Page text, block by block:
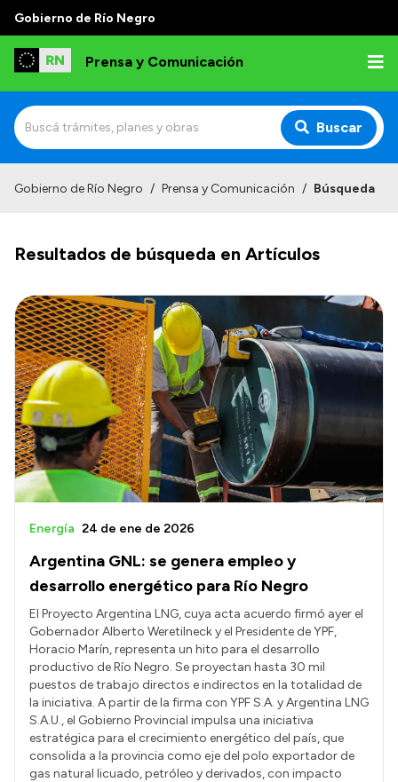
Gobierno de Río Negro
Prensa y Comunicación
Buscar
Autoridades
Referentes de prensa
Archivo de noticias
Transparencia
Presupuesto
Boletín Oficial
Compras y licitaciones
Consulta de expedientes
Convocatorias
Intranet
Login
Gobierno de Río Negro / Prensa y Comunicación / Búsqueda
Resultados de búsqueda en Artículos
Argentina GNL: se genera empleo y
desarrollo energético para Río Negro
Energía 24 de ene de 2026
El Proyecto Argentina LNG, cuya acta acuerdo firmó ayer el
Gobernador Alberto Weretilneck y el Presidente de YPF,
Horacio Marín, representa un hito para el desarrollo
productivo de Río Negro. Se proyectan hasta 30 mil
puestos de trabajo directos e indirectos en la totalidad de
la iniciativa. A partir de la firma con YPF S.A. y Argentina LNG
S.A.U., el Gobierno Provincial impulsa una iniciativa
estratégica para el crecimiento energético del país, que
consolida a la provincia como eje del polo exportador de
gas natural licuado, petróleo y derivados, con impacto